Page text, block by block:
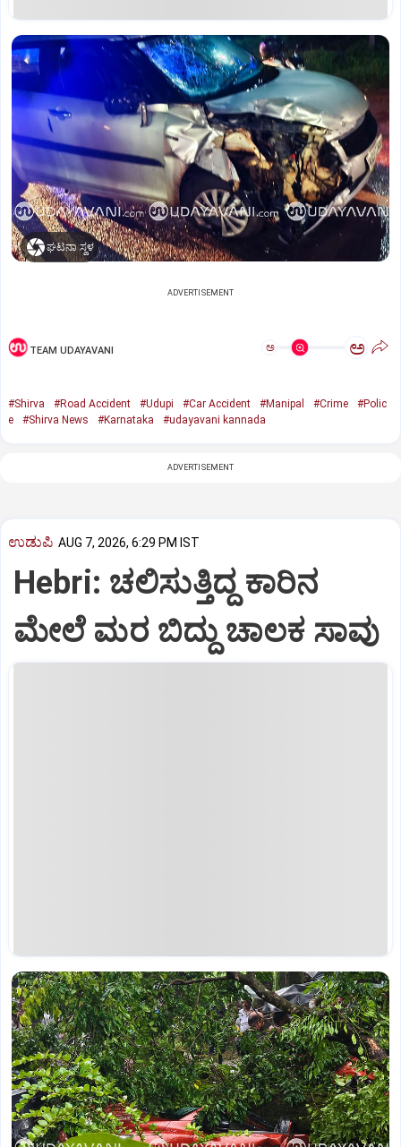
ಘಟನಾ ಸ್ಥಳ
ADVERTISEMENT
TEAM UDAYAVANI ಅ ಅ
#Shirva #Road Accident #Udupi #Car Accident #Manipal #Crime
#Polic
e
#Shirva News #Karnataka #udayavani kannada
ADVERTISEMENT
ಉಡುಪಿ AUG 7, 2026, 6:29 PM IST
Hebri: ಚಲಿಸುತ್ತಿದ್ದ ಕಾರಿನ
ಮೇಲೆ ಮರ ಬಿದ್ದು ಚಾಲಕ ಸಾವು